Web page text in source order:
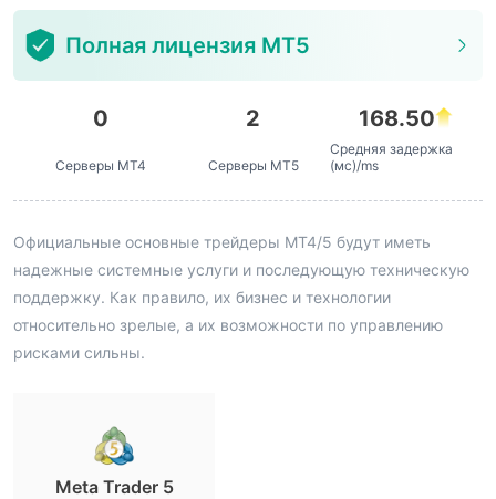
Полная лицензия MT5
0
Серверы MT4
2
Серверы MT5
168.50
Средняя задержка
(мс)/ms
Официальные основные трейдеры MT4/5 будут иметь
надежные системные услуги и последующую техническую
поддержку. Как правило, их бизнес и технологии
относительно зрелые, а их возможности по управлению
рисками сильны.
Meta Trader 5